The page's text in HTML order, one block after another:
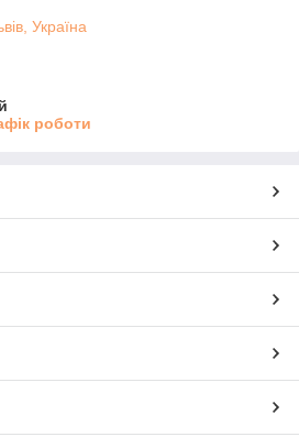
Україна
роботи